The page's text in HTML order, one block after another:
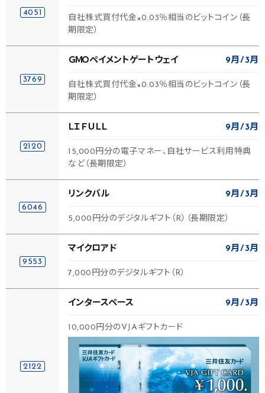
4051
自社株式買付代金×0.03％相当のビットコイン（長
期限定）
3769
ＧＭＯペイメントゲートウェイ 9月 3月
自社株式買付代金×0.03％相当のビットコイン（長
期限定）
2120
ＬＩＦＵＬＬ 9月 3月
15,000円分の電子マネー、自社サービス利用特典
など（長期限定）
6046
リンクバル 9月 3月
5,000円分のデジタルギフト（R）（長期限定）
9553
マイクロアド 9月 3月
7,000円分のデジタルギフト（R）
2122
インタースペース 9月 3月
10,000円分のVJAギフトカード